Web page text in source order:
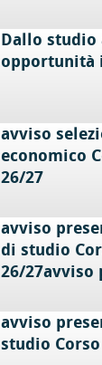
Dallo studio
opportunità
avviso
economico
26/27
avviso
di studio
26/27avviso
avviso
studio